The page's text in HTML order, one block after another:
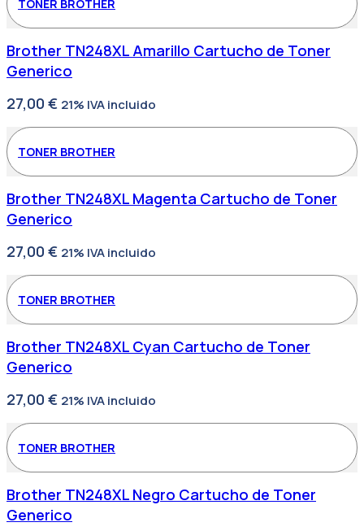
TONER BROTHER
Brother TN248XL Amarillo Cartucho de Toner
Generico
27,00 € 21% IVA incluido
TONER BROTHER
Brother TN248XL Magenta Cartucho de Toner
Generico
27,00 € 21% IVA incluido
TONER BROTHER
Brother TN248XL Cyan Cartucho de Toner
Generico
27,00 € 21% IVA incluido
TONER BROTHER
Brother TN248XL Negro Cartucho de Toner
Generico